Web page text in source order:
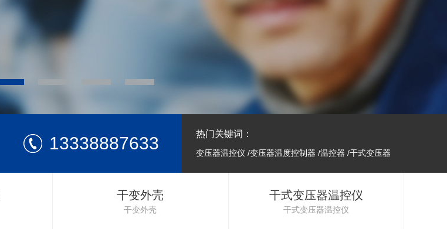
13338887633 热门关键词：
变压器温控仪 /变压器温度控制器 /温控器 /干式变压器
干变外壳
干变外壳
干式变压器温控仪
干式变压器温控仪